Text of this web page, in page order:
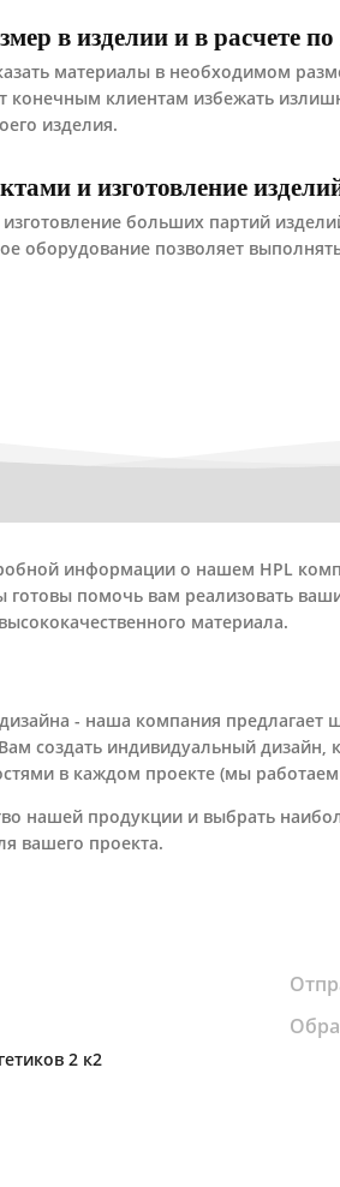
в изделии и в расчете
материалы в необходимом
конечным клиентам избежать
изделия.
и изготовление
больших партий
оборудование позволяет
информации о нашем HPL
помочь вам реализовать
материала.
- наша компания предлагает
создать индивидуальный дизайн,
в каждом проекте (мы работаем
нашей продукции и выбрать
вашего проекта.
2 к2